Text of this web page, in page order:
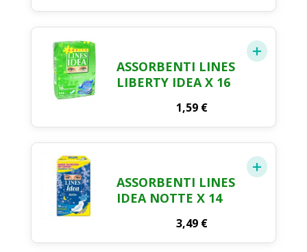
ASSORBENTI LINES
LIBERTY IDEA X 16
1,59 €
ASSORBENTI LINES
IDEA NOTTE X 14
3,49 €